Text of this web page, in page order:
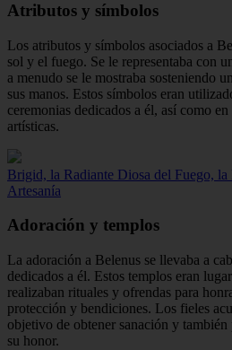
Atributos y símbolos
Los atributos y símbolos asociados a
sol y el fuego. Se le representaba con
a menudo se le mostraba sosteniendo
sus manos. Estos símbolos eran
ceremonias dedicados a él, así como
artísticas.
Brigid, la Radiante Diosa del Fuego, la
Artesanía
Adoración y templos
La adoración a Belenus se llevaba a
dedicados a él. Estos templos eran
realizaban rituales y ofrendas para
protección y bendiciones. Los fieles
objetivo de obtener sanación y también
su honor.